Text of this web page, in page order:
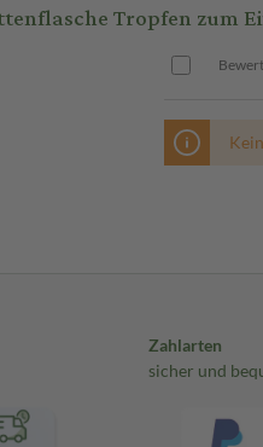
Tropfen zum
Zahlarten
sicher und